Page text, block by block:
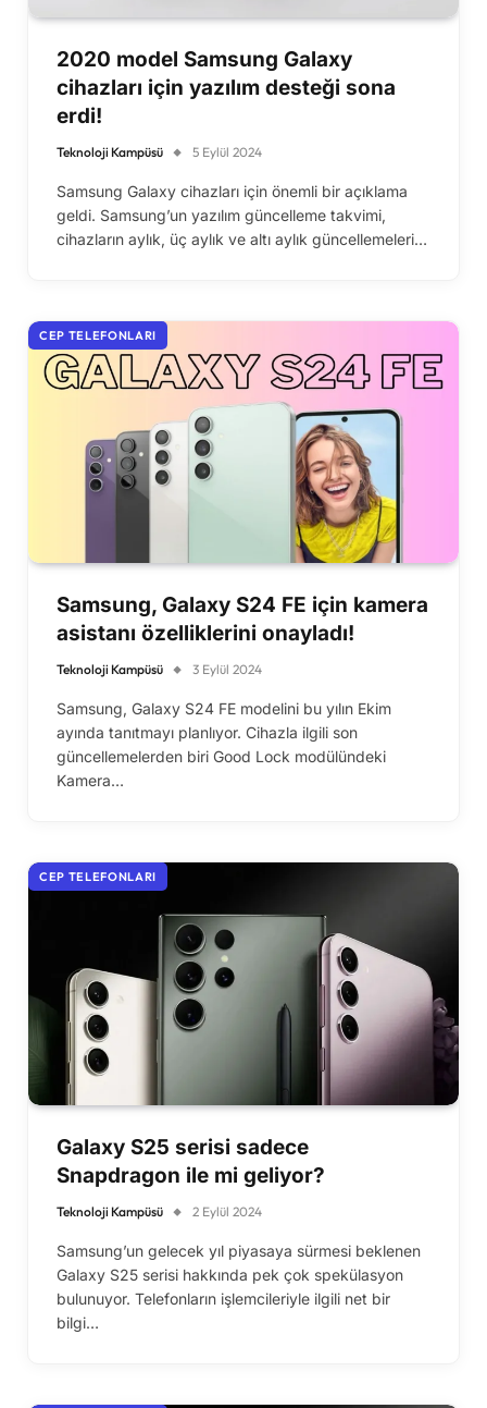
2020 model Samsung Galaxy
cihazları için yazılım desteği sona
erdi!
Teknoloji Kampüsü 5 Eylül 2024
Samsung Galaxy cihazları için önemli bir açıklama
geldi. Samsung’un yazılım güncelleme takvimi,
cihazların aylık, üç aylık ve altı aylık güncellemeleri…
CEP TELEFONLARI
Samsung, Galaxy S24 FE için kamera
asistanı özelliklerini onayladı!
Teknoloji Kampüsü 3 Eylül 2024
Samsung, Galaxy S24 FE modelini bu yılın Ekim
ayında tanıtmayı planlıyor. Cihazla ilgili son
güncellemelerden biri Good Lock modülündeki
Kamera…
CEP TELEFONLARI
Galaxy S25 serisi sadece
Snapdragon ile mi geliyor?
Teknoloji Kampüsü 2 Eylül 2024
Samsung’un gelecek yıl piyasaya sürmesi beklenen
Galaxy S25 serisi hakkında pek çok spekülasyon
bulunuyor. Telefonların işlemcileriyle ilgili net bir
bilgi…